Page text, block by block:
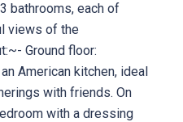
bathrooms, each of
views of the
Ground floor:
American kitchen, ideal
with friends. On
with a dressing